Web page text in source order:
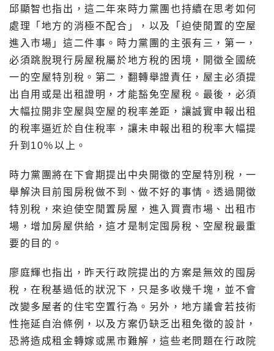
邱顯智也指出，這二年來時力黨團也持續在思考如何
處理「地方的消極不配合」，以及「迫使閒置的空屋
進入市場」這二件事。時力黨團的主張有三，第一，
必須跳脫現行房屋稅屬於地方稅的困境，開徵全國統
一的空屋特別稅。第二，翻轉舉證責任，屋主必須提
出自用或是出租證明，才能豁免空屋稅。最後，必須
大幅拉開非空屋與空屋的稅率差距，讓誠實申報出租
的稅率逼近於自住稅率，讓未申報出租的稅率大幅提
升到10％以上。
時力黨團將在下會期提出中央開徵的空屋特別稅，一
舉解決目前囤房稅做不到、做不好的事情。透過開徵
特別稅，來迫使空閒置房屋，進入買賣市場、出租市
場，增加房屋供給，這才是制定囤房稅、空屋稅最重
要的目的。
廖庭輝也指出，昨天行政院提出的方案是無效的囤房
稅，在稅基過低的狀況下，只是多收幾千塊，並不會
改變多屋者的住宅空置行為。另外，地方議會若技術
性拖延自治條例，以及方案仍缺乏出租免徵的設計，
恐將造成租金轉嫁或黑市難解，這些老問題在行政院